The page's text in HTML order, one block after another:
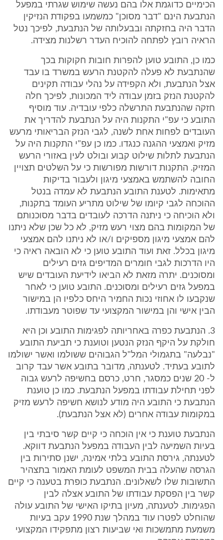
הכימיים כדוגמת אלו בהם נעשה שימוש שגרתי במפעל
הנתבעת הינם "דבר מסוכן" כמשמעו בפקודת הנזיקין
הדבר היה בחזקתה ובבעלותה של הנתבעת, לפיכך נטל
הראיה רובץ לפתחה להוכיח העדר רשלנות מצידה.
כמו כן, התובע טוען להפרות חובות חקוקות בכך
שהנתבעת לא פעלה להקטנת הרעש במשרד בו עבד
אצל הנתבעת, ולא הקפידה על נהלי עבודה תקינים
להקטנת הנזק בזמן עבודה ליד המכונות, לפיכך חלה
חזקה שהנתבעת התרשלה כלפי עובדיה. עוד מוסיף
התובע כי עפ"י התקנות היה על הנתבעת להדריך את
העובדים לפחות אחת לשנה, לגבי הנזק הבריאותי מרעש
מזיק ואמצעי ההגנה כנגדו. כמו כן עפ"י התקנות היה על
הנתבעת לתלות שילוט קבוע ובולט לעין באזורי הרעש
המזיק. התקנות דורשות מפורשות כי על השלטים תצויין
החובה להשתמש באמצעי מיגון ולעבור בדיקות
מתאימות. לטענת התובע הנתבעת לא עמדה בנטל
ההוכחה לגבי קיומו של שילוט מתריע העומד בתקנות,
ולא הוכיחה כי ניתנה הדרכה לעובדים בדבר מסוכנותם
של המקומות בהם מצוי רעש מזיק, לא כל שכן שלא ניתנו
להם אמצעי מיגון מספיקים ו/או לא ניתנו להם אמצעי
מיגון בכלל. זאת ועוד התובע טוען כי לא הובאה ראיה כי
היו הדרכות לגבי חומרים המדיפים גזים רעילים
ומסוכנים. יתרה מזאת לא הביאו לידיעת העובדים שיש
במפעל גזים רעילים ומסוכנים. התובע טוען כי לאחר
שנקבעו לו אחוזי נכות החמיר היחס כלפיו הן במישור
הבין אישי והן במישור המקצועי עד שפוטר מעבודתו.
3. הנתבעת כפרה באחריותה לפגימות התובע וכן היא
חולקת על היקף הנזק הנטען וטוענת כי תביעת התובע
"נבלעה" בתגמולי המל"ל הגבוהים ששולמו ואשר ישולמו
לתובע בעתיד. לטענתה, מדובר בתובע אשר עבד קרוב
ל- 20 שנים כמסגר, חרט, כרסם בחשיפה לרעש גבוה
לפני תחילת עבודתו במפעל הנתבעת. כמו כן טוענת
הנתבעת כי התובע היה מודע לנושא חשיפה לרעש מזיק
במקומות עבודה אחרים (לא אצל הנתבעת).
הנתבעת טוענת כי אין הוכחה כי קיים קשר סיבתי בין
בעיות השמיעה לבין העבודה במפעל הנתבעת דווקא.
לטענתה, גירסת התובע בלתי אמינה, ישנן סתירות בין
הגרסה שהעלה בבית המשפט לעומת האמור בתצהיר
התשובות שלו לשאלונים. הנתבעת כופרת בטענה כי קיים
קשר בין הפסקת עבודתו של התובע אצלה לבין
הפגימות. לטענתה, מעיון בתיקו האישי של התובע עולה
שהוחלט לפטרו עוד במהלך שנת 1990 עקב בעיות
משמעת מתמשכות ואי שביעות רצון מתפקידו המקצועי